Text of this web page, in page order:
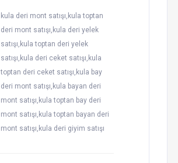
kula deri mont satışı,kula toptan
deri mont satışı,kula deri yelek
satışı,kula toptan deri yelek
satışı,kula deri ceket satışı,kula
toptan deri ceket satışı,kula bay
deri mont satışı,kula bayan deri
mont satışı,kula toptan bay deri
mont satışı,kula toptan bayan deri
mont satışı,kula deri giyim satışı